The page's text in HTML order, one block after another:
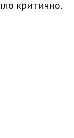
критично.